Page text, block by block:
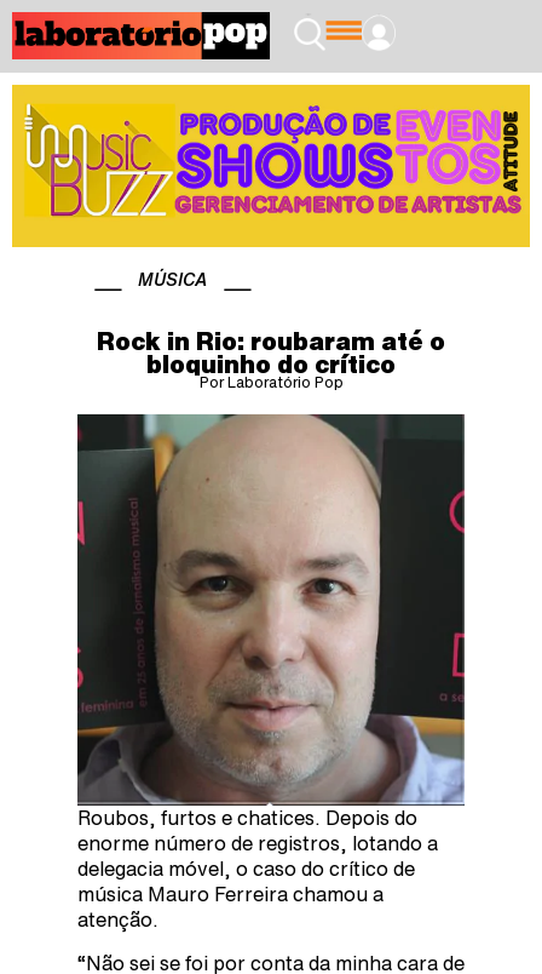
MÚSICA
Rock in Rio: roubaram até o
bloquinho do crítico
Por Laboratório Pop
Roubos, furtos e chatices. Depois do
enorme número de registros, lotando a
delegacia móvel, o caso do crítico de
música Mauro Ferreira chamou a
atenção.
“Não sei se foi por conta da minha cara de